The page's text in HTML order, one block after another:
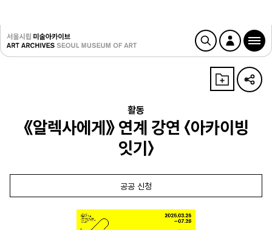
활동
《알렉사에게》 연계 강연 〈아카이빙
잇기〉
공공 신청